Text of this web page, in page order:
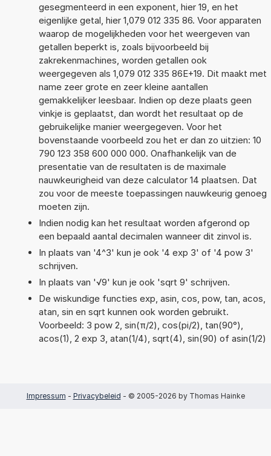
gesegmenteerd in een exponent, hier 19, en het
eigenlijke getal, hier 1,079 012 335 86. Voor apparaten
waarop de mogelijkheden voor het weergeven van
getallen beperkt is, zoals bijvoorbeeld bij
zakrekenmachines, worden getallen ook
weergegeven als 1,079 012 335 86E+19. Dit maakt met
name zeer grote en zeer kleine aantallen
gemakkelijker leesbaar. Indien op deze plaats geen
vinkje is geplaatst, dan wordt het resultaat op de
gebruikelijke manier weergegeven. Voor het
bovenstaande voorbeeld zou het er dan zo uitzien: 10
790 123 358 600 000 000. Onafhankelijk van de
presentatie van de resultaten is de maximale
nauwkeurigheid van deze calculator 14 plaatsen. Dat
zou voor de meeste toepassingen nauwkeurig genoeg
moeten zijn.
Indien nodig kan het resultaat worden afgerond op
een bepaald aantal decimalen wanneer dit zinvol is.
In plaats van '4^3' kun je ook '4 exp 3' of '4 pow 3'
schrijven.
In plaats van '√9' kun je ook 'sqrt 9' schrijven.
De wiskundige functies exp, asin, cos, pow, tan, acos,
atan, sin en sqrt kunnen ook worden gebruikt.
Voorbeeld: 3 pow 2, sin(π/2), cos(pi/2), tan(90°),
acos(1), 2 exp 3, atan(1/4), sqrt(4), sin(90) of asin(1/2)
Impressum - Privacybeleid - © 2005-2026 by Thomas Hainke